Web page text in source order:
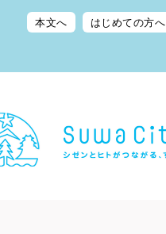
本文へ はじめての方へ